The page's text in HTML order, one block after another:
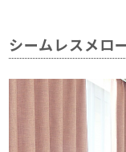
シームレスメロ